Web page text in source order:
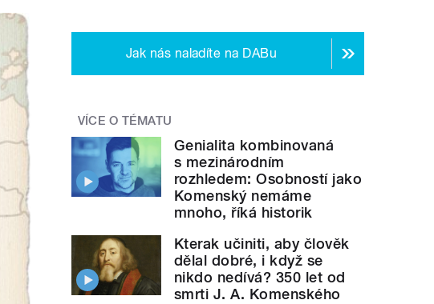
Jak nás naladíte na DABu
VÍCE O TÉMATU
Genialita kombinovaná
s mezinárodním
rozhledem: Osobností jako
Komenský nemáme
mnoho, říká historik
Kterak učiniti, aby člověk
dělal dobré, i když se
nikdo nedívá? 350 let od
smrti J. A. Komenského